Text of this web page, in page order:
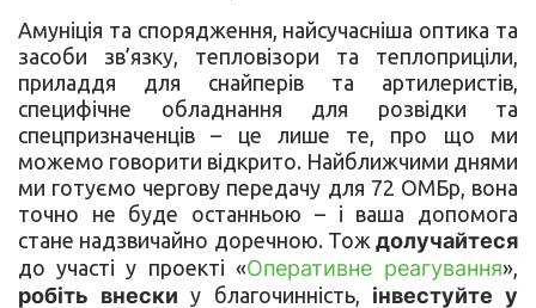
Амуніція та спорядження, найсучасніша оптика та
засоби зв’язку, тепловізори та теплоприціли,
приладдя для снайперів та артилеристів,
специфічне обладнання для розвідки та
спецпризначенців – це лише те, про що ми
можемо говорити відкрито. Найближчими днями
ми готуємо чергову передачу для 72 ОМБр, вона
точно не буде останньою – і ваша допомога
стане надзвичайно доречною. Тож долучайтеся
до участі у проекті «Оперативне реагування»,
робіть внески у благочинність, інвестуйте у